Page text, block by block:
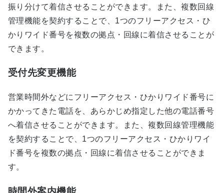
振り分けて着信させることができます。また、複数回線
管理機能を契約することで、1つのフリーアクセス・ひ
かりワイド番号を複数の拠点・回線に着信させることが
できます。
受付先変更機能
営業時間外などにフリーアクセス・ひかりワイド番号に
かかってきた電話を、あらかじめ指定した他の電話番号
へ着信させることができます。また、複数回線管理機能
を契約することで、1つのフリーアクセス・ひかりワイ
ド番号を複数の拠点・回線に着信させることができま
す。